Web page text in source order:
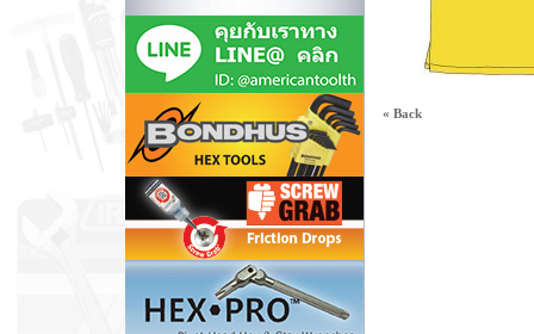
« Back